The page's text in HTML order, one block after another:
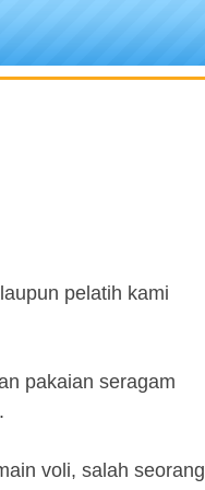
pelatih kami
pakaian seragam
voli, salah seorang